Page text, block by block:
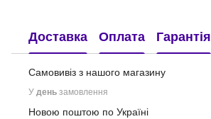
Доставка Оплата Гарантія
Самовивіз з нашого магазину
У день замовлення
Новою поштою по Україні